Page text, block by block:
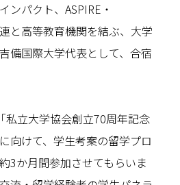
ンパクト、ASPIRE・
と高等教育機関を結ぶ、大学
備国際大学代表として、合宿
私立大学協会創立70周年記念
向けて、学生考案の留学プロ
3か月間参加させてもらいま